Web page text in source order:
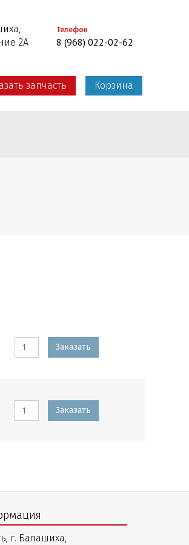
2А
Телефон
8 (968) 022-02-62
запчасть Корзина
Заказать
Заказать
г. Балашиха,